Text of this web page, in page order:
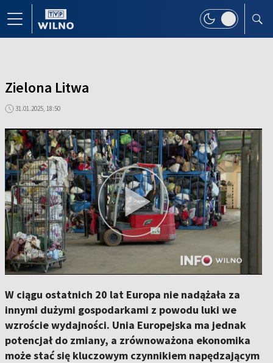
Zielona Litwa
31.01.2025, 18:50
W ciągu ostatnich 20 lat Europa nie nadążała za
innymi dużymi gospodarkami z powodu luki we
wzroście wydajności. Unia Europejska ma jednak
potencjał do zmiany, a zrównoważona ekonomika
może stać się kluczowym czynnikiem napędzającym